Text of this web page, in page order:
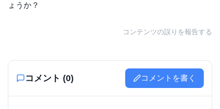
ょうか？
コンテンツの誤りを報告する
コメント (0) コメントを書く